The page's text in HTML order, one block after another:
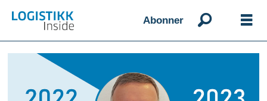
Abonner
Emne:
ingar